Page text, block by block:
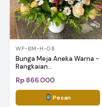
WF-BM-H-08
Bunga Meja Aneka Warna -
Rangkaian...
Rp 866.000
Pesan